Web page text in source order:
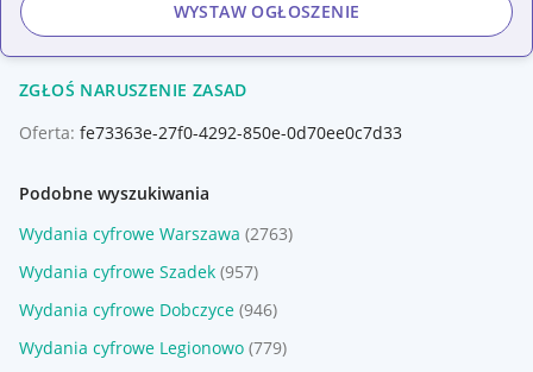
WYSTAW OGŁOSZENIE
ZGŁOŚ NARUSZENIE ZASAD
Oferta: fe73363e-27f0-4292-850e-0d70ee0c7d33
Podobne wyszukiwania
Wydania cyfrowe Warszawa (2763)
Wydania cyfrowe Szadek (957)
Wydania cyfrowe Dobczyce (946)
Wydania cyfrowe Legionowo (779)